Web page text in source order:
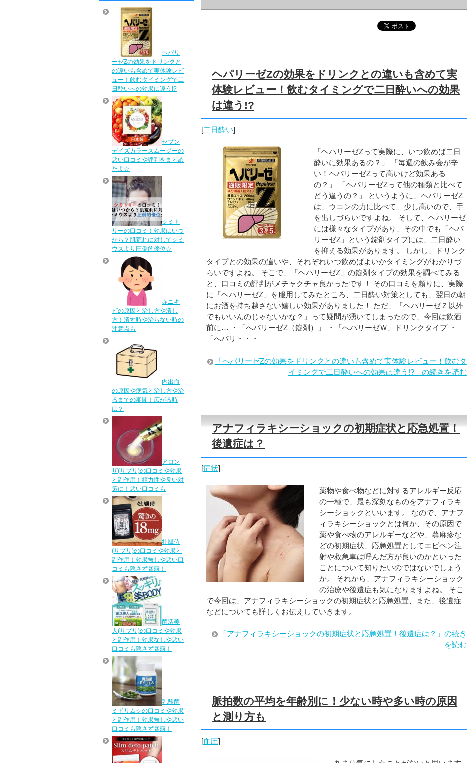
ヘパリーゼZの効果をドリンクとの違いも含めて実
体験レビュー！飲むタイミングで二日酔いへの効果
は違う!?
[二日酔い]
「ヘパリーゼZって実際に、いつ飲めば二日
酔いに効果あるの？」 「毎週の飲み会が辛
い！ヘパリーゼZって高いけど効果ある
の？」 「ヘパリーゼZって他の種類と比べて
どう違うの？」 というように、ヘパリーゼZ
は、ウコンの力に比べて、少し高いので、手
を出しづらいですよね。 そして、ヘパリーゼ
には様々なタイプがあり、その中でも「ヘパ
リーゼZ」という錠剤タイプには、二日酔い
を抑える効果があります。 しかし、ドリンク
タイプとの効果の違いや、それぞれいつ飲めばよいかタイミングがわかりづ
らいですよね。 そこで、「ヘパリーゼZ」の錠剤タイプの効果を調べてみる
と、口コミの評判がメチャクチャ良かったです！ その口コミを頼りに、実際
に「ヘパリーゼZ」を服用してみたところ、二日酔い対策としても、翌日の朝
にお酒を持ち越さない嬉しい効果がありました！ ただ、「ヘパリーゼＺ以外
でもいいんのじゃないかな？」って疑問が湧いてしまったので、今回は飲酒
前に… ・「へパリーゼZ（錠剤）」 ・「へパリーゼＷ」ドリンクタイプ ・
「へパリ・・・
「ヘパリーゼZの効果をドリンクとの違いも含めて実体験レビュー！飲むタ
イミングで二日酔いへの効果は違う!?」の続きを読む
アナフィラキシーショックの初期症状と応急処置！
後遺症は？
[症状]
薬物や食べ物などに対するアレルギー反応
の一種で、最も深刻なものをアナフィラキ
シーショックといいます。 なので、アナフ
ィラキシーショックとは何か、その原因で
薬や食べ物のアレルギーなどや、蕁麻疹な
どの初期症状、応急処置としてエピペン注
射や救急車は呼んだ方が良いのかといった
ことについて知りたいのではないでしょう
か。 それから、アナフィラキシーショック
の治療や後遺症も気になりますよね。 そこ
で今回は、アナフィラキシーショックの初期症状と応急処置、また、後遺症
などについても詳しくお伝えしていきます。
「アナフィラキシーショックの初期症状と応急処置！後遺症は？」の続き
を読む
脈拍数の平均を年齢別に！少ない時や多い時の原因
と測り方も
[血圧]
ヘパリ
ーゼZの効果をドリンクと
の違いも含めて実体験レビ
ュー！飲むタイミングで二
日酔いへの効果は違う!?
セブン
デイズカラースムージーの
悪い口コミや評判をまとめ
たよ☆
シミト
リーの口コミ！効果はいつ
から？肌荒れに対してシミ
ウスより圧倒的優位☆
赤ニキ
ビの原因と治し方や潰し
方！潰す時や治らない時の
注意点も
内出血
の原因や病気と治し方や治
るまでの期間！広がる時
は？
アロン
ザ(サプリ)の口コミや効果
と副作用！精力性や臭い対
策に！悪い口コミも
牡蠣侍
(サプリ)の口コミや効果と
副作用！効果無しや悪い口
コミも隠さず暴露！
菌活美
人(サプリ)の口コミや効果
と副作用！効果なしや悪い
口コミも隠さず暴露！
乳酸菌
ミドリムシの口コミや効果
と副作用！効果無しや悪い
口コミも隠さず暴露！